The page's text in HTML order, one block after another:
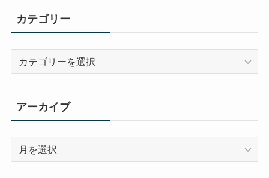
カテゴリー
リ
ー
アーカイブ